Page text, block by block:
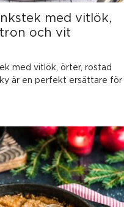
med vitlök,
och vit
med vitlök, örter, rostad
är en perfekt ersättare för